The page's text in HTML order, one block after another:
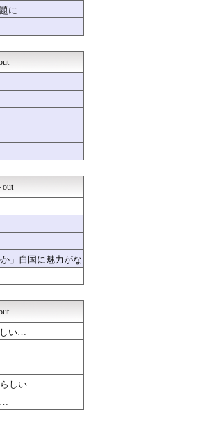
！
とめ
国の反...
ー
- 海...
とめ
とめ
海外の反...
応-
とめ
国の反...
い 海外...
とめ
ー
反応
トボール...
とめ
！
に
out
」自国に魅力がな
しい…
らしい…
…